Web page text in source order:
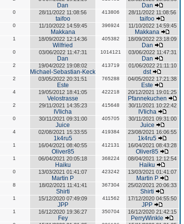
Dan Dan
0 28/11/2022 11:08:56
taifoo
413806 28/11/2022 11:08:56
taifoo
0 11/10/2022 14:59:45
Makkana
396924 11/10/2022 14:59:45
Makkana
1 18/09/2022 12:14:36
Wilfried
405382 18/09/2022 23:18:09
Dan
0 03/06/2022 11:47:31
Dan
1014121 03/06/2022 11:47:31
Dan
2 19/04/2022 19:08:02
Michael-Sebastian-Keck
413719 01/06/2022 21:11:10
dst
2 03/05/2022 20:31:51
Este
765288 04/05/2022 17:21:38
Este
4 19/05/2012 18:41:05
Velostrasse
422218 20/12/2021 19:01:25
Pfannekuchen
2 29/11/2021 14:35:23
IVIicha
415648 30/11/2021 10:22:42
IVIicha
0 30/11/2021 09:31:00
Juice
405705 30/11/2021 09:31:00
Juice
4 02/08/2021 15:33:55
1k4ru5
419384 23/08/2021 16:06:55
1k4ru5
1 16/04/2021 08:40:55
Oliver85
412131 16/04/2021 08:43:28
Oliver85
1 06/04/2021 20:05:18
Haiku
368224 08/04/2021 12:12:54
Haiku
0 13/03/2021 01:41:07
Martin P
423242 13/03/2021 01:41:07
Martin P
8 18/02/2021 11:41:41
Shirti
367304 25/02/2021 20:06:33
Shirti
1 15/12/2020 07:49:09
JPP
411562 17/12/2020 04:55:50
JPP
1 16/12/2020 19:36:27
Fey
350704 16/12/2020 21:42:15
PerryWinkle